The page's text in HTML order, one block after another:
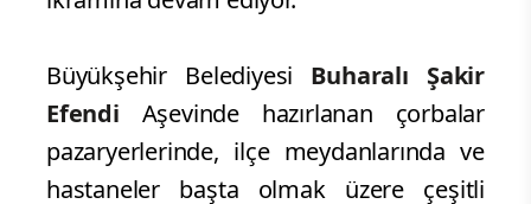
Ordu Büyükşehir Belediyesi (OBB)